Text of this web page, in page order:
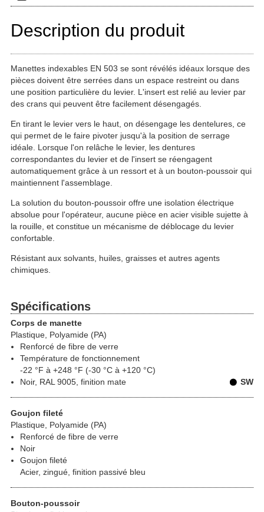
Description du produit
Manettes indexables EN 503 se sont révélés idéaux lorsque des
pièces doivent être serrées dans un espace restreint ou dans
une position particulière du levier. L'insert est relié au levier par
des crans qui peuvent être facilement désengagés.
En tirant le levier vers le haut, on désengage les dentelures, ce
qui permet de le faire pivoter jusqu'à la position de serrage
idéale. Lorsque l'on relâche le levier, les dentures
correspondantes du levier et de l'insert se réengagent
automatiquement grâce à un ressort et à un bouton-poussoir qui
maintiennent l'assemblage.
La solution du bouton-poussoir offre une isolation électrique
absolue pour l'opérateur, aucune pièce en acier visible sujette à
la rouille, et constitue un mécanisme de déblocage du levier
confortable.
Résistant aux solvants, huiles, graisses et autres agents
chimiques.
Spécifications
Corps de manette
Plastique, Polyamide (PA)
Renforcé de fibre de verre
Température de fonctionnement
-22 °F à +248 °F (-30 °C à +120 °C)
Noir, RAL 9005, finition mate
SW
Goujon fileté
Plastique, Polyamide (PA)
Renforcé de fibre de verre
Noir
Goujon fileté
Acier, zingué, finition passivé bleu
Bouton-poussoir